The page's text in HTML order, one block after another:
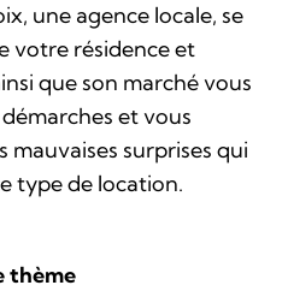
une agence locale, se
votre résidence et
que son marché vous
et vous
mauvaises surprises qui
type de location.
thème